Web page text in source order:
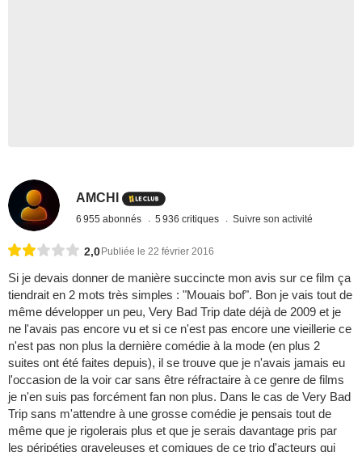
AMCHI
6 955 abonnés 5 936 critiques Suivre son activité
2,0 Publiée le 22 février 2016
Si je devais donner de manière succincte mon avis sur ce film ça
tiendrait en 2 mots très simples : "Mouais bof". Bon je vais tout de
même développer un peu, Very Bad Trip date déjà de 2009 et je
ne l'avais pas encore vu et si ce n'est pas encore une vieillerie ce
n'est pas non plus la dernière comédie à la mode (en plus 2
suites ont été faites depuis), il se trouve que je n'avais jamais eu
l'occasion de la voir car sans être réfractaire à ce genre de films
je n'en suis pas forcément fan non plus. Dans le cas de Very Bad
Trip sans m'attendre à une grosse comédie je pensais tout de
même que je rigolerais plus et que je serais davantage pris par
les péripéties graveleuses et comiques de ce trio d'acteurs qui